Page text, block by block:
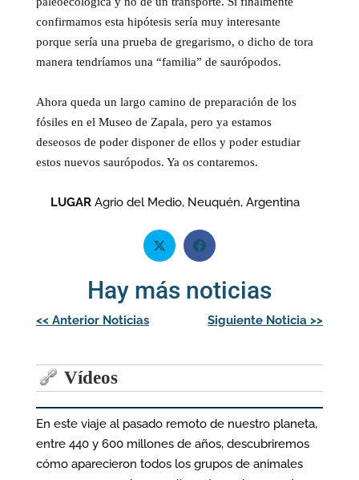
confirmamos esta hipótesis sería muy interesante
porque sería una prueba de gregarismo, o dicho de tora
manera tendríamos una “familia” de saurópodos.
Ahora queda un largo camino de preparación de los
fósiles en el Museo de Zapala, pero ya estamos
deseosos de poder disponer de ellos y poder estudiar
estos nuevos saurópodos. Ya os contaremos.
LUGAR Agrio del Medio, Neuquén, Argentina
Hay más noticias
Navegación
de
<< Anterior Noticias Siguiente Noticia >>
Vídeos
En este viaje al pasado remoto de nuestro planeta,
entre 440 y 600 millones de años, descubriremos
cómo aparecieron todos los grupos de animales